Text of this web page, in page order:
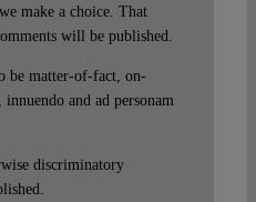
make a choice. That
will be published.
be matter-of-fact, on-
and ad personam
discriminatory